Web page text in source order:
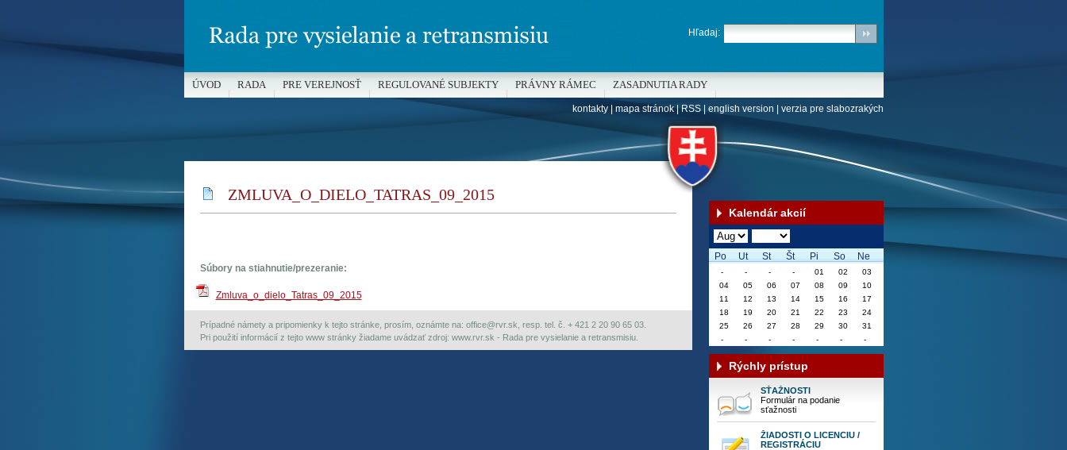
ZMLUVA_O_DIELO_TATRAS_09_2015
Súbory na stiahnutie/prezeranie:
Zmluva_o_dielo_Tatras_09_2015
Prípadné námety a pripomienky k tejto stránke, prosím, oznámte na: office@rvr.sk, resp. tel. č. + 421 2 20 90 65 03.
Pri použití informácií z tejto www stránky žiadame uvádzať zdroj: www.rvr.sk - Rada pre vysielanie a retransmisiu.
Kalendár akcií
Po Ut St Št Pi So Ne
Rýchly prístup
SŤAŽNOSTI
Formulár na podanie
sťažnosti
ŽIADOSTI O LICENCIU /
REGISTRÁCIU
Hľadaj:
ÚVOD RADA PRE VEREJNOSŤ REGULOVANÉ SUBJEKTY PRÁVNY RÁMEC ZASADNUTIA RADY
kontakty| mapa stránok|RSS| english version verzia pre slabozrakých